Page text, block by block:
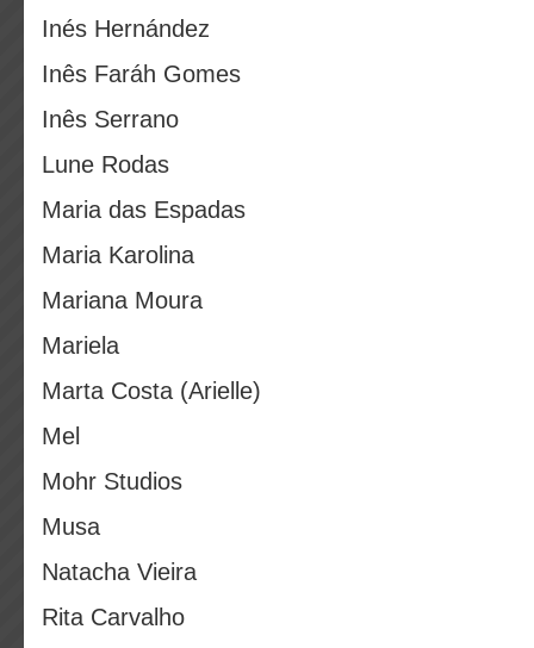
Inés Hernández
Inês Faráh Gomes
Inês Serrano
Lune Rodas
Maria das Espadas
Maria Karolina
Mariana Moura
Mariela
Marta Costa (Arielle)
Mel
Mohr Studios
Musa
Natacha Vieira
Rita Carvalho